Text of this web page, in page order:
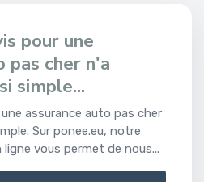
pour une
pas cher n'a
simple...
assurance auto pas cher
Sur ponee.eu, notre
vous permet de nous...